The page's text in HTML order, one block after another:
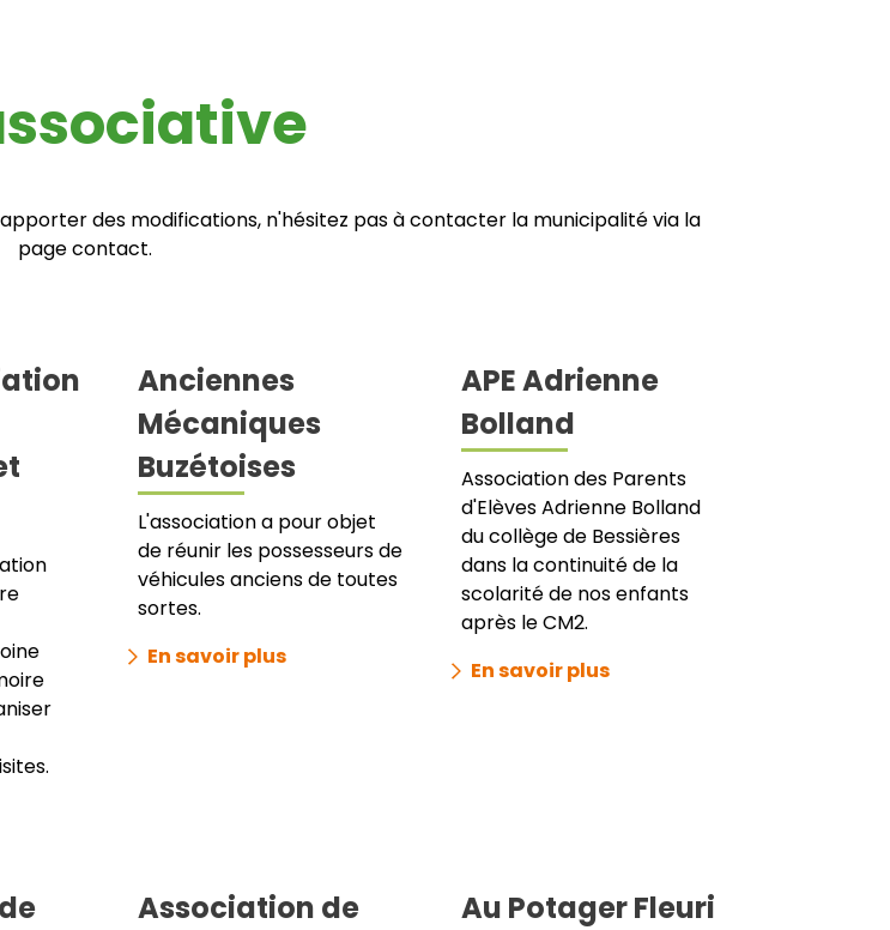
des modifications, n'hésitez pas à contacter la municipalité via la
page contact.
Anciennes
Mécaniques
Buzétoises
L'association a pour objet
de réunir les possesseurs de
véhicules anciens de toutes
sortes.
En savoir plus
APE Adrienne
Bolland
Association des Parents
d'Elèves Adrienne Bolland
du collège de Bessières
dans la continuité de la
scolarité de nos enfants
après le CM2.
En savoir plus
Association de
Au Potager Fleuri